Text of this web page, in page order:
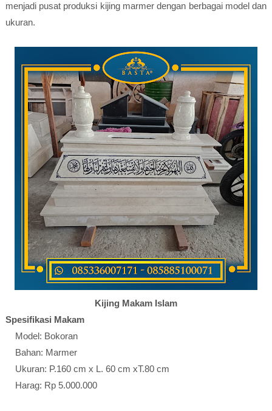
menjadi pusat produksi kijing marmer dengan berbagai model dan
ukuran.
Kijing Makam Islam
Spesifikasi Makam
Model: Bokoran
Bahan: Marmer
Ukuran: P.160 cm x L. 60 cm xT.80 cm
Harag: Rp 5.000.000